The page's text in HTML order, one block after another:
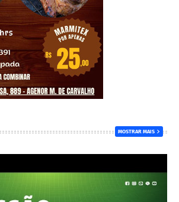
MOSTRAR MAIS